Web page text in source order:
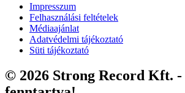
Impresszum
Felhasználási feltételek
Médiaajánlat
Adatvédelmi tájékoztató
Süti tájékoztató
© 2026 Strong Record Kft.